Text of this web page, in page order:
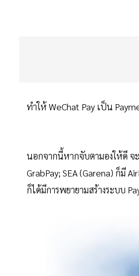
ทำให้ WeChat Pay เป็น
นอกจากนี้หากจับตามองให้ดี จ
GrabPay; SEA (Garena) ก็มี
ก็ได้มีการพยายามสร้างระบบ